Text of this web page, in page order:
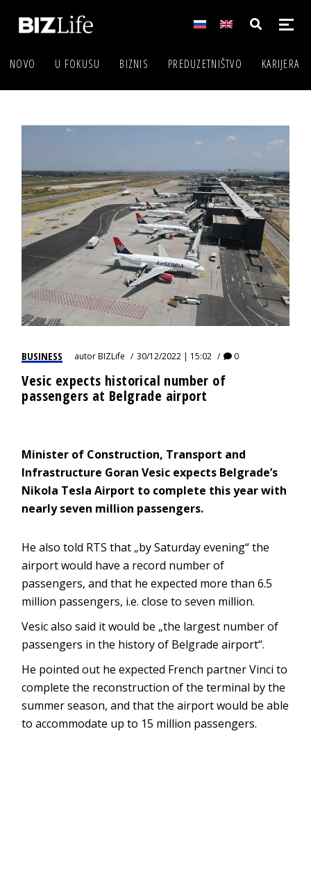
NOVO U FOKUSU BIZNIS PREDUZETNIŠTVO KARIJERA
BUSINESS autorBIZLife 30/12/2022 | 15:02 0
Vesic expects historical number of
passengers at Belgrade airport
Minister of Construction, Transport and
Infrastructure Goran Vesic expects Belgrade’s
Nikola Tesla Airport to complete this year with
nearly seven million passengers.
He also told RTS that „by Saturday evening“ the
airport would have a record number of
passengers, and that he expected more than 6.5
million passengers, i.e. close to seven million.
Vesic also said it would be „the largest number of
passengers in the history of Belgrade airport“.
He pointed out he expected French partner Vinci to
complete the reconstruction of the terminal by the
summer season, and that the airport would be able
to accommodate up to 15 million passengers.